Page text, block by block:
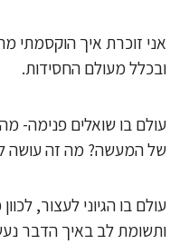
אני זוכרת איך הוקסמתי
ובכלל מעולם החסידות.
עולם בו שואלים פנימה-
של המעשה? מה זה עושה
עולם בו הגיוני לעצור,
ותשומת לב באיך הדבר